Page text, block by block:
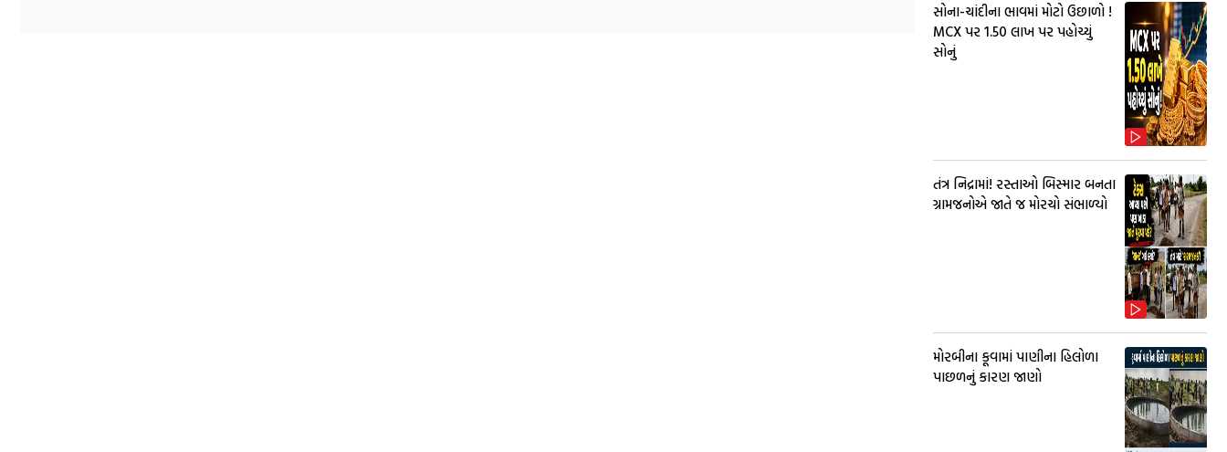
સોના-ચાંદીના ભાવમાં મોટો ઉછાળો !
MCX પર ₹1.50 લાખ પર પહોચ્યું
સોનું
તંત્ર નિદ્રામાં! રસ્તાઓ બિસ્માર બનતા
ગ્રામજનોએ જાતે જ મોરચો સંભાળ્યો
મોરબીના કૂવામાં પાણીના હિલોળા
પાછળનું કારણ જાણો